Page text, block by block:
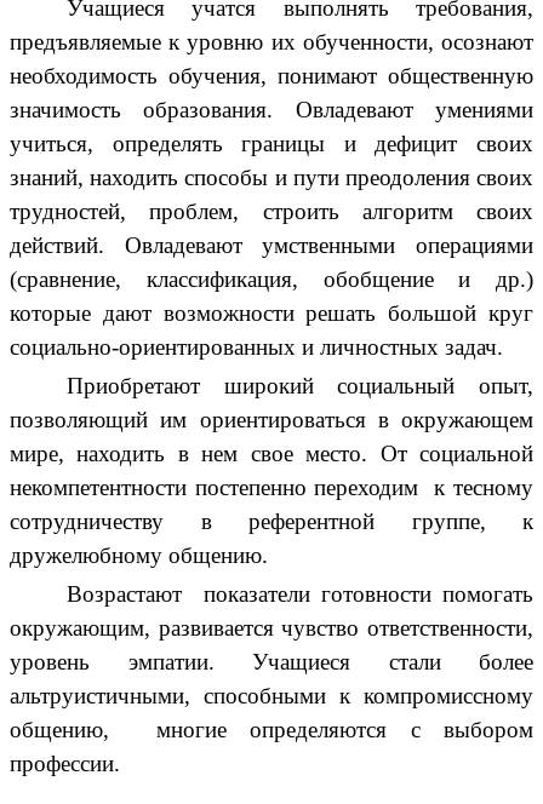
Учащиеся учатся выполнять требования,
предъявляемые к уровню их обученности, осознают
необходимость обучения, понимают общественную
значимость образования. Овладевают умениями
учиться, определять границы и дефицит своих
знаний, находить способы и пути преодоления своих
трудностей, проблем, строить алгоритм своих
действий. Овладевают умственными операциями
(сравнение, классификация, обобщение и др.)
которые дают возможности решать большой круг
социально-ориентированных и личностных задач.
Приобретают широкий социальный опыт,
позволяющий им ориентироваться в окружающем
мире, находить в нем свое место. От социальной
некомпетентности постепенно переходим к тесному
сотрудничеству в референтной группе, к
дружелюбному общению.
Возрастают показатели готовности помогать
окружающим, развивается чувство ответственности,
уровень эмпатии. Учащиеся стали более
альтруистичными, способными к компромиссному
общению, многие определяются с выбором
профессии.